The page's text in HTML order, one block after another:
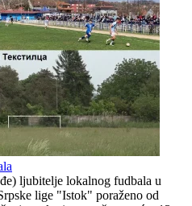
ljubitelje lokalnog fudbala u
lige "Istok" poraženo od